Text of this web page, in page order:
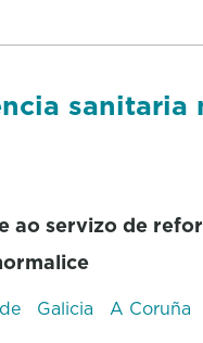
sanitaria
ao servizo de
Galicia
A Coruña